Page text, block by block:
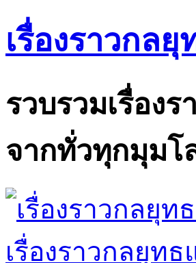
เรื่องราวกล
รวบรวมเรื่อง
จากทั่วทุกมุมโ